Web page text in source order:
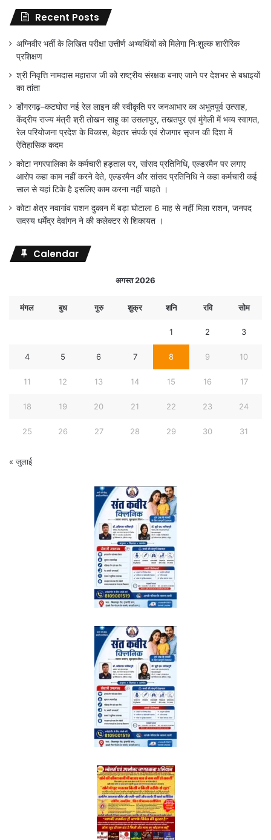
Recent Posts
अग्निवीर भर्ती के लिखित परीक्षा उत्तीर्ण अभ्यर्थियों को मिलेगा निःशुल्क शारीरिक
प्रशिक्षण
श्री निवृत्ति नामदास महाराज जी को राष्ट्रीय संरक्षक बनाए जाने पर देशभर से बधाइयों
का तांता
डोंगरगढ़–कटघोरा नई रेल लाइन की स्वीकृति पर जनआभार का अभूतपूर्व उत्साह,
केंद्रीय राज्य मंत्री श्री तोखन साहू का उसलापुर, तखतपुर एवं मुंगेली में भव्य स्वागत,
रेल परियोजना प्रदेश के विकास, बेहतर संपर्क एवं रोजगार सृजन की दिशा में
ऐतिहासिक कदम
कोटा नगरपालिका के कर्मचारी हड़ताल पर, सांसद प्रतिनिधि, एल्डरमैन पर लगाए
आरोप कहा काम नहीं करने देते, एल्डरमैन और सांसद प्रतिनिधि ने कहा कर्मचारी कई
साल से यहां टिके है इसलिए काम करना नहीं चाहते ।
कोटा क्षेत्र नवागांव राशन दुकान में बड़ा घोटाला 6 माह से नहीं मिला राशन, जनपद
सदस्य धर्मेंद्र देवांगन ने की कलेक्टर से शिकायत ।
Calendar
अगस्त 2026
मंगल बुध गुरु शुक्र शनि रवि सोम
1 2 3
4 5 6 7 8 9 10
11 12 13 14 15 16 17
18 19 20 21 22 23 24
25 26 27 28 29 30 31
« जुलाई